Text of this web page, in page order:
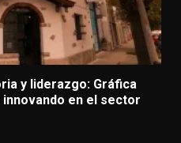
y liderazgo: Gráfica
en el sector